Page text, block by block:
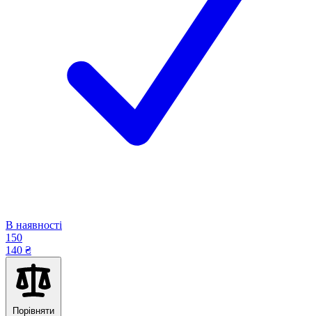
В наявності
150
140 ₴
Порівняти